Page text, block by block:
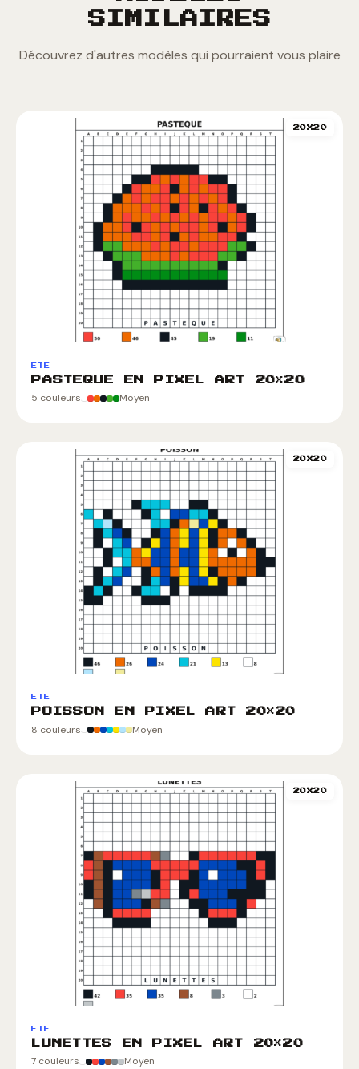
SIMILAIRES
Découvrez d'autres modèles qui pourraient vous plaire
20X20
ETE
PASTEQUE EN PIXEL ART 20×20
5 couleurs Moyen
20X20
ETE
POISSON EN PIXEL ART 20×20
8 couleurs Moyen
20X20
ETE
LUNETTES EN PIXEL ART 20×20
7 couleurs Moyen